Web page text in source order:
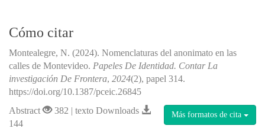
Cómo citar
Montealegre, N. (2024). Nomenclaturas del anonimato en las
calles de Montevideo. Papeles De Identidad. Contar La
investigación De Frontera, 2024(2), papel 314.
https://doi.org/10.1387/pceic.26845
Más formatos de cita
Abstract
382 | texto Downloads
144